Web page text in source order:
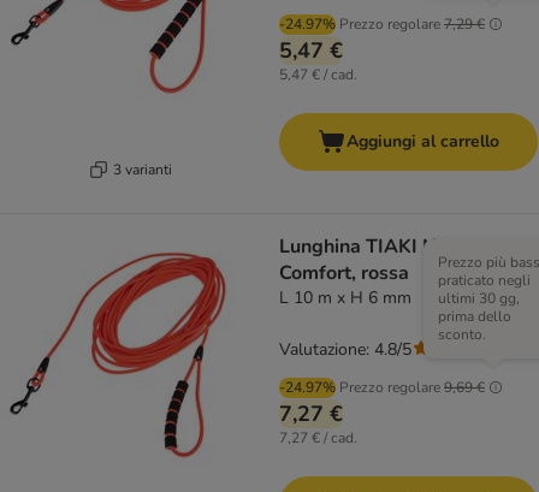
3 varianti
-24.97% Prezzo regolare7,29 €
5,47 €
5,47 € / cad.
Aggiungi al carrello
Lunghina TIAKI Neo
Comfort, rossa
L 10 m x H 6 mm
-24.97% Prezzo regolare9,69 €
Prezzo più
praticato negli
ultimi 30 gg,
prima dello
sconto.
7,27 €
7,27 € / cad.
Valutazione: 4.8/5